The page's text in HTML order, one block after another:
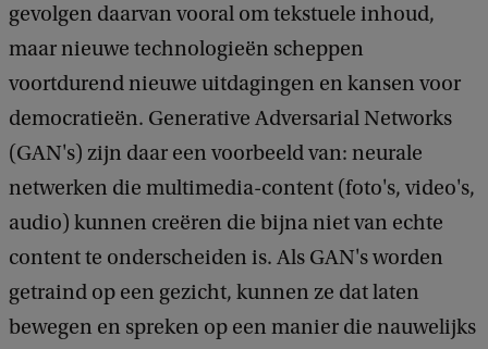
gevolgen daarvan vooral om tekstuele inhoud,
maar nieuwe technologieën scheppen
voortdurend nieuwe uitdagingen en kansen voor
democratieën. Generative Adversarial Networks
(GAN's) zijn daar een voorbeeld van: neurale
netwerken die multimedia-content (foto's, video's,
audio) kunnen creëren die bijna niet van echte
content te onderscheiden is. Als GAN's worden
getraind op een gezicht, kunnen ze dat laten
bewegen en spreken op een manier die nauwelijks